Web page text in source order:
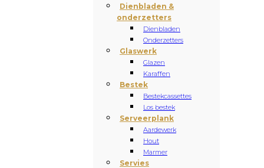
Dienbladen &
onderzetters
Dienbladen
Onderzetters
Glaswerk
Glazen
Karaffen
Bestek
Bestekcassettes
Los bestek
Serveerplank
Aardewerk
Hout
Marmer
Servies